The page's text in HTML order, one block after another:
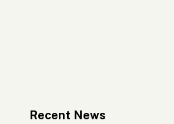
Recent News